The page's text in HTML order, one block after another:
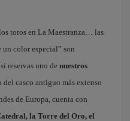
toros en La Maestranza… las
un color especial” son
reservas uno de nuestros
del casco antiguo más extenso
de Europa, cuenta con
la Torre del Oro, el